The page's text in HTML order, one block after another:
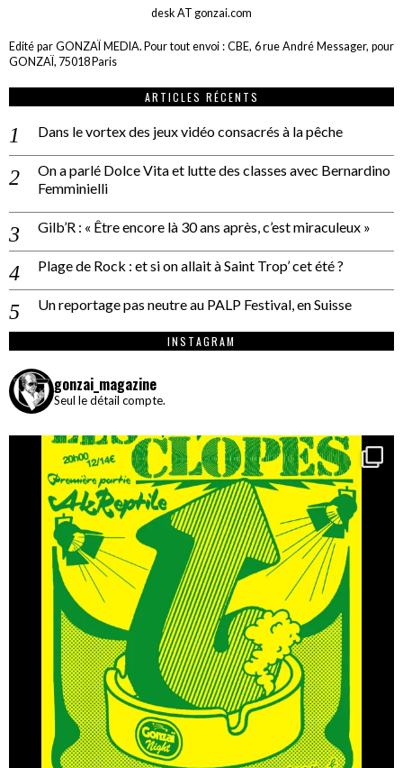
desk AT gonzai.com
Edité par GONZAÏ MEDIA. Pour tout envoi : CBE, 6 rue André Messager, pour
GONZAÏ, 75018 Paris
ARTICLES RÉCENTS
Dans le vortex des jeux vidéo consacrés à la pêche
On a parlé Dolce Vita et lutte des classes avec Bernardino
Femminielli
Gilb’R : « Être encore là 30 ans après, c’est miraculeux »
Plage de Rock : et si on allait à Saint Trop’ cet été ?
Un reportage pas neutre au PALP Festival, en Suisse
INSTAGRAM
gonzai_magazine
Seul le détail compte.